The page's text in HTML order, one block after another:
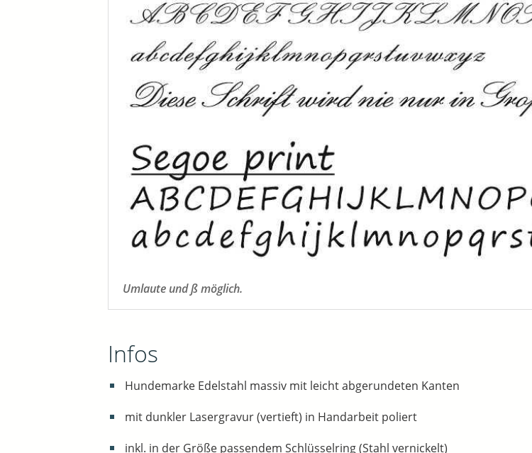
Umlaute und ß möglich.
Infos
Hundemarke Edelstahl massiv mit leicht abgerundeten Kanten
mit dunkler Lasergravur (vertieft) in Handarbeit poliert
inkl. in der Größe passendem Schlüsselring (Stahl vernickelt)